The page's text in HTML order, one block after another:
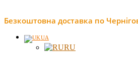
Безкоштовна доставка по
UA
RU